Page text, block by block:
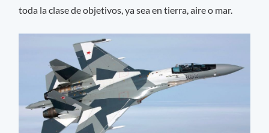
toda la clase de objetivos, ya sea en tierra, aire o mar.